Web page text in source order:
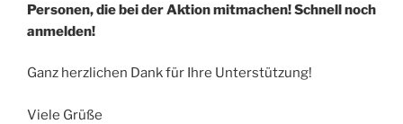
Personen, die bei der Aktion mitmachen! Schnell noch
anmelden!
Ganz herzlichen Dank für Ihre Unterstützung!
Viele Grüße